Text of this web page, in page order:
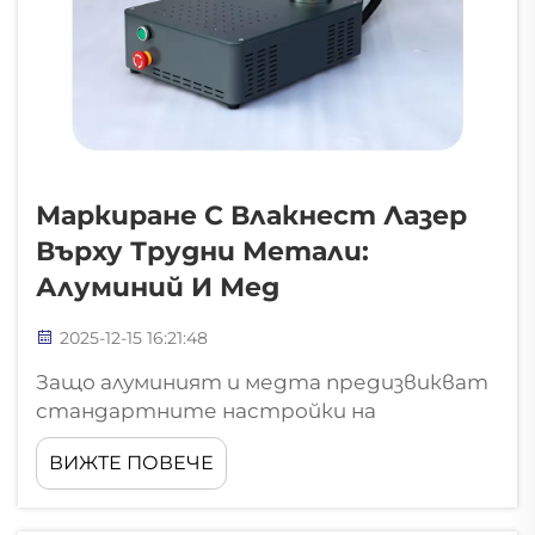
Маркиране С Влакнест Лазер
Върху Трудни Метали:
Алуминий И Мед
2025-12-15 16:21:48
Защо алуминият и медта предизвикват
стандартните настройки на
влакнестите лазерни маркери Висока
отразяваща способност и
топлопроводимост: физически бариери
ВИЖТЕ ПОВЕЧЕ